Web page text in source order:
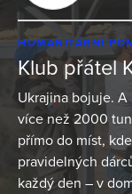
HUMANITÁRNÍ
Klub přátel
Ukrajina bojuje.
více než 2000
přímo do míst,
pravidelných
každý den – v